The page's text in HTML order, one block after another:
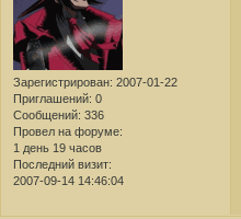
Зарегистрирован: 2007-01-22
Приглашений: 0
Сообщений: 336
Провел на форуме:
1 день 19 часов
Последний визит:
2007-09-14 14:46:04